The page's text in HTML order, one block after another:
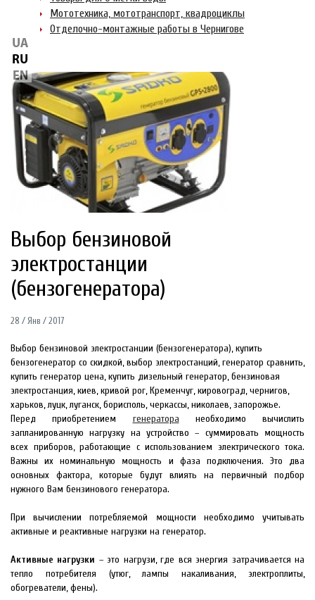
Мототехника, мототранспорт, квадроциклы
Отделочно-монтажные работы в Чернигове
Выбор бензиновой
электростанции
(бензогенератора)
28 / Янв / 2017
Выбор бензиновой электростанции (бензогенератора), купить
бензогенератор со скидкой, выбор электростанций, генератор сравнить,
купить генератор цена, купить дизельный генератор, бензиновая
электростанция, киев, кривой рог, Кременчуг, кировоград, чернигов,
харьков, луцк, луганск, борисполь, черкассы, николаев, запорожье.
Перед приобретением генератора необходимо вычислить
запланированную нагрузку на устройство – суммировать мощность
всех приборов, работающие с использованием электрического тока.
Важны их номинальную мощность и фаза подключения. Это два
основных фактора, которые будут влиять на первичный подбор
нужного Вам бензинового генератора.
При вычислении потребляемой мощности необходимо учитывать
активные и реактивные нагрузки на генератор.
Активные нагрузки – это нагрузи, где вся энергия затрачивается на
тепло потребителя (утюг, лампы накаливания, электроплиты,
обогреватели, фены).